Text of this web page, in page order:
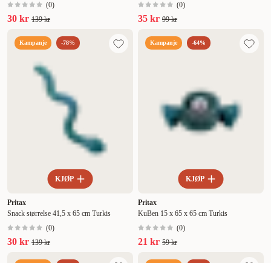
(0)
30 kr 139 kr
(0)
35 kr 99 kr
Kampanje -78%
KJØP
Pritax
Snack størrelse 41,5 x 65 cm Turkis
(0)
30 kr 139 kr
Kampanje -64%
KJØP
Pritax
KuBen 15 x 65 x 65 cm Turkis
(0)
21 kr 59 kr